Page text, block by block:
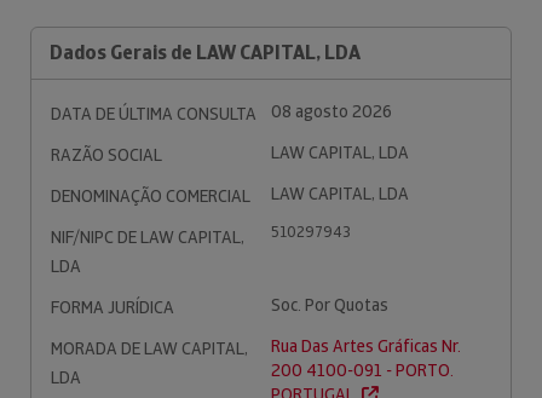
Dados Gerais de LAW CAPITAL, LDA
DATA DE ÚLTIMA CONSULTA
08 agosto 2026
RAZÃO SOCIAL
LAW CAPITAL, LDA
DENOMINAÇÃO COMERCIAL
LAW CAPITAL, LDA
NIF/NIPC DE LAW CAPITAL,
LDA
510297943
FORMA JURÍDICA
Soc. Por Quotas
MORADA DE LAW CAPITAL,
LDA
Rua Das Artes Gráficas Nr.
200 4100-091 - PORTO.